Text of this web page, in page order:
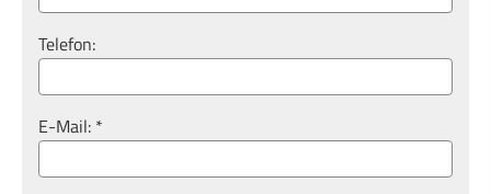
Telefon:
E-Mail: *